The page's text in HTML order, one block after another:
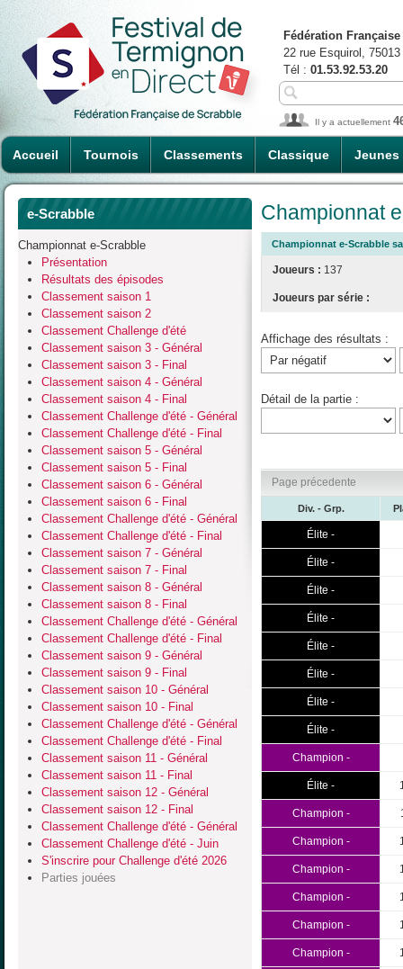
Accueil Tournois Classements Classique Jeunes
Fédération
22 rue Esquirol,
Tél : 01.53.92.53.20
Il y a actuellement
e-Scrabble
Championnat e-Scrabble
Présentation
Résultats des épisodes
Classement saison 1
Classement saison 2
Classement Challenge d'été
Classement saison 3 - Général
Classement saison 3 - Final
Classement saison 4 - Général
Classement saison 4 - Final
Classement Challenge d'été - Général
Classement Challenge d'été - Final
Classement saison 5 - Général
Classement saison 5 - Final
Classement saison 6 - Général
Classement saison 6 - Final
Classement Challenge d'été - Général
Classement Challenge d'été - Final
Classement saison 7 - Général
Classement saison 7 - Final
Classement saison 8 - Général
Classement saison 8 - Final
Classement Challenge d'été - Général
Classement Challenge d'été - Final
Classement saison 9 - Général
Classement saison 9 - Final
Classement saison 10 - Général
Classement saison 10 - Final
Classement Challenge d'été - Général
Classement Challenge d'été - Final
Classement saison 11 - Général
Classement saison 11 - Final
Classement saison 12 - Général
Classement saison 12 - Final
Classement Challenge d'été - Général
Classement Challenge d'été - Juin
S'inscrire pour Challenge d'été 2026
Parties jouées
Championnat
Championnat e-Scrabble
Joueurs : 137
Joueurs par série :
Affichage des résultats :
Détail de la partie :
Page précedente
Div. - Grp.
Élite -
Élite -
Élite -
Élite -
Élite -
Élite -
Élite -
Élite -
Champion -
Élite -
Champion -
Champion -
Champion -
Champion -
Champion -
Champion -